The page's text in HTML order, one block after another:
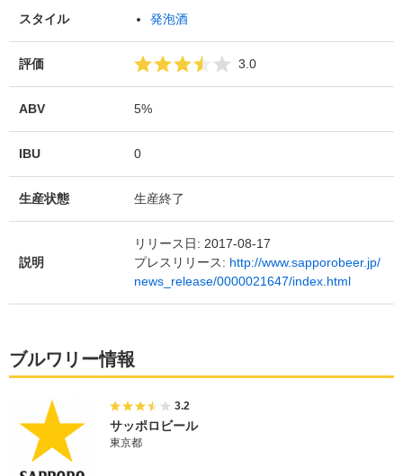
スタイル 発泡酒
評価 3.0
ABV 5%
IBU 0
生産状態 生産終了
説明
リリース日: 2017-08-17
プレスリリース: http://www.sapporobeer.jp/
news_release/0000021647/index.html
ブルワリー情報
3.2
サッポロビール
東京都